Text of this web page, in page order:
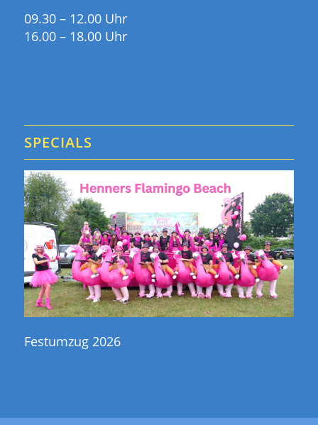
09.30 – 12.00 Uhr
16.00 – 18.00 Uhr
SPECIALS
Festumzug 2026